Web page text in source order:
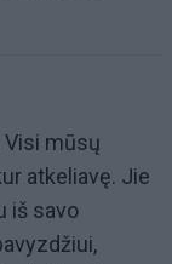
mūsų
atkeliavę. Jie
iš savo